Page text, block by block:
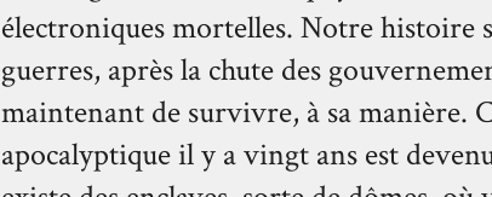
électroniques mortelles. Notre histoire
guerres, après la chute des
maintenant de survivre, à sa manière.
apocalyptique il y a vingt ans est